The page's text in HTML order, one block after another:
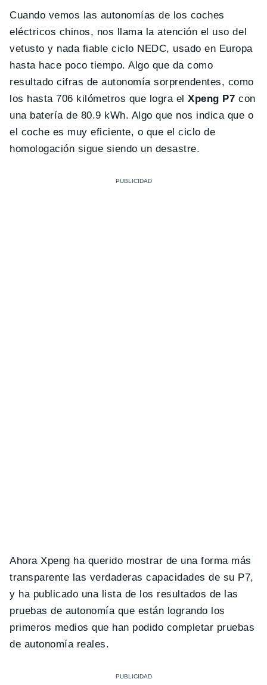
Cuando vemos las autonomías de los coches
eléctricos chinos, nos llama la atención el uso del
vetusto y nada fiable ciclo NEDC, usado en Europa
hasta hace poco tiempo. Algo que da como
resultado cifras de autonomía sorprendentes, como
los hasta 706 kilómetros que logra elXpeng P7 con
una batería de 80.9 kWh. Algo que nos indica que o
el coche es muy eficiente, o que el ciclo de
homologación sigue siendo un desastre.
Ahora Xpeng ha querido mostrar de una forma más
transparente las verdaderas capacidades de su P7,
y ha publicado una lista de los resultados de las
pruebas de autonomía que están logrando los
primeros medios que han podido completar pruebas
de autonomía reales.